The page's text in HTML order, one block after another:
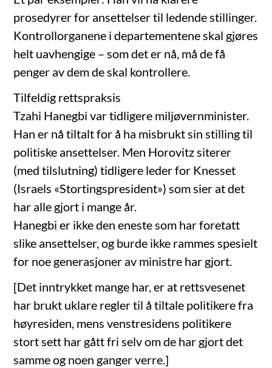
prosedyrer for ansettelser til ledende stillinger.
Kontrollorganene i departementene skal gjøres
helt uavhengige – som det er nå, må de få
penger av dem de skal kontrollere.
Tilfeldig rettspraksis
Tzahi Hanegbi var tidligere miljøvernminister.
Han er nå tiltalt for å ha misbrukt sin stilling til
politiske ansettelser. Men Horovitz siterer
(med tilslutning) tidligere leder for Knesset
(Israels «Stortingspresident») som sier at det
har alle gjort i mange år.
Hanegbi er ikke den eneste som har foretatt
slike ansettelser, og burde ikke rammes spesielt
for noe generasjoner av ministre har gjort.
[Det inntrykket mange har, er at rettsvesenet
har brukt uklare regler til å tiltale politikere fra
høyresiden, mens venstresidens politikere
stort sett har gått fri selv om de har gjort det
samme og noen ganger verre.]